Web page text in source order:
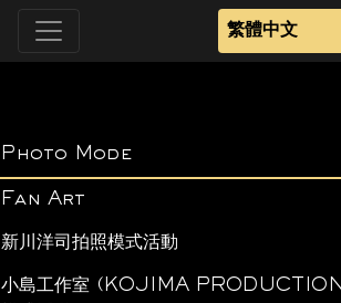
繁體中文
Photo Mode
Fan Art
新川洋司拍照模式活動
小島工作室 (KOJIMA